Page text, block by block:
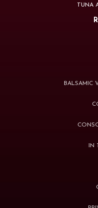
TUNA
BALSAMIC
IN